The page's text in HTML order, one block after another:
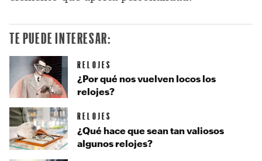
TE PUEDE INTERESAR:
RELOJES
¿Por qué nos vuelven locos los
relojes?
RELOJES
¿Qué hace que sean tan valiosos
algunos relojes?